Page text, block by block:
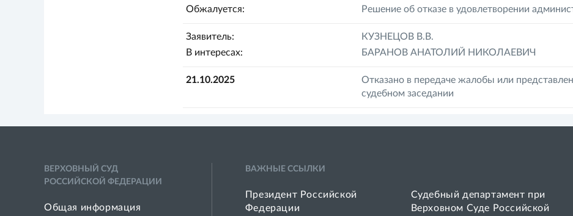
Обжалуется:
Решение об отказе в удовлетворении
Заявитель:
КУЗНЕЦОВ В.В.
В интересах:
БАРАНОВ АНАТОЛИЙ НИКОЛАЕВИЧ
21.10.2025
Отказано в передаче жалобы или
судебном заседании
ВЕРХОВНЫЙ СУД
РОССИЙСКОЙ ФЕДЕРАЦИИ
Общая информация
ВАЖНЫЕ ССЫЛКИ
Президент Российской
Федерации
Судебный департамент при
Верховном Суде Российской